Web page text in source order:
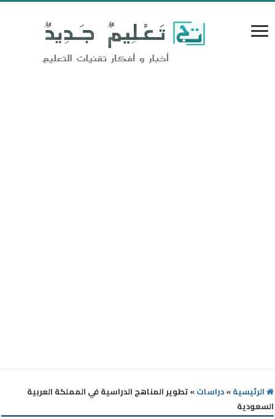
الرئيسية»دراسات»تطوير المناهج الدراسية في المملكة العربية
السعودية